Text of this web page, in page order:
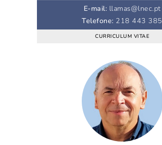
E-mail: llamas@lnec.pt
Telefone: 218 443 385
CURRICULUM VITAE